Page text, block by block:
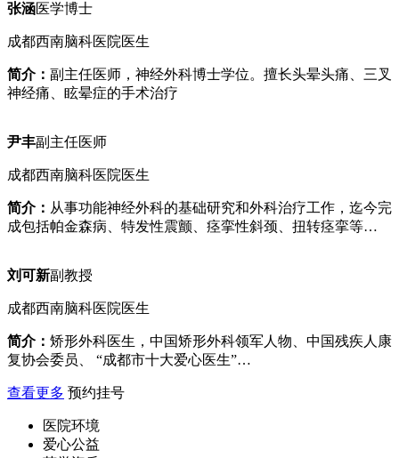
张涵医学博士
成都西南脑科医院医生
简介： 副主任医师，神经外科博士学位。擅长头晕头痛、三叉
神经痛、眩晕症的手术治疗
尹丰副主任医师
成都西南脑科医院医生
简介： 从事功能神经外科的基础研究和外科治疗工作，迄今完
成包括帕金森病、特发性震颤、痉挛性斜颈、扭转痉挛等…
刘可新副教授
成都西南脑科医院医生
简介： 矫形外科医生，中国矫形外科领军人物、中国残疾人康
复协会委员、 “成都市十大爱心医生”…
查看更多 预约挂号
医院环境
爱心公益